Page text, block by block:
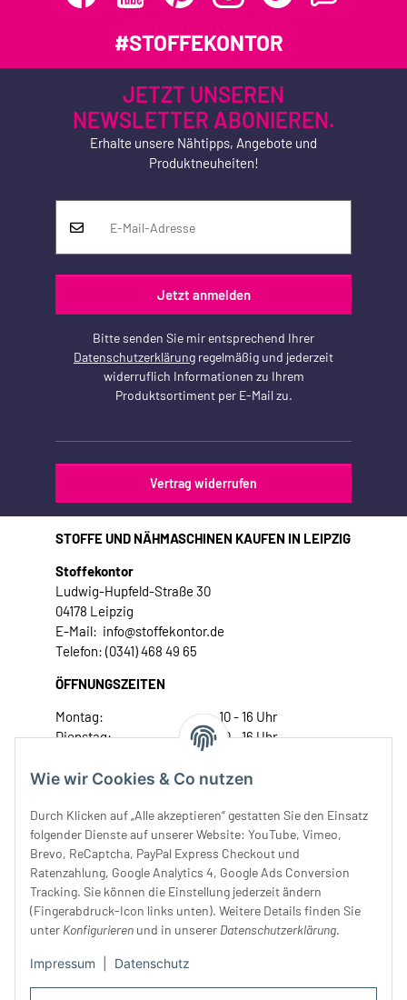
Wie wir Cookies & Co nutzen
Durch Klicken auf „Alle akzeptieren“ gestatten Sie den Einsatz
folgender Dienste auf unserer Website: YouTube, Vimeo,
Brevo, ReCaptcha, PayPal Express Checkout und
Ratenzahlung, Google Analytics 4, Google Ads Conversion
Tracking. Sie können die Einstellung jederzeit ändern
(Fingerabdruck-Icon links unten). Weitere Details finden Sie
unter Konfigurieren und in unserer Datenschutzerklärung.
Impressum Datenschutz
#STOFFEKONTOR
JETZT UNSEREN
NEWSLETTER ABONIEREN.
Erhalte unsere Nähtipps, Angebote und
Produktneuheiten!
Jetzt anmelden
Bitte senden Sie mir entsprechend Ihrer
Datenschutzerklärung regelmäßig und jederzeit
widerruflich Informationen zu Ihrem
Produktsortiment per E-Mail zu.
Vertrag widerrufen
STOFFE UND NÄHMASCHINEN KAUFEN IN LEIPZIG
Stoffekontor
Ludwig-Hupfeld-Straße 30
04178 Leipzig
E-Mail: info@stoffekontor.de
Telefon: (0341) 468 49 65
ÖFFNUNGSZEITEN
Montag:
10 - 16 Uhr
Dienstag:
10 - 16 Uhr
Donnerstag:
10 - 18 Uhr
Samstag:
10 - 14 Uhr
Unser Service
Rechtliches